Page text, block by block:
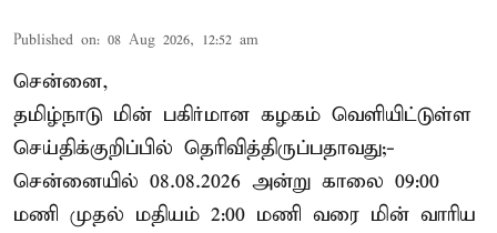
Published on: 08 Aug 2026, 12:52 am
சென்னை,
தமிழ்நாடு மின் பகிர்மான கழகம் வெளியிட்டுள்ள
செய்திக்குறிப்பில் தெரிவித்திருப்பதாவது;-
சென்னையில் 08.08.2026 அன்று காலை 09:00
மணி முதல் மதியம் 2:00 மணி வரை மின் வாரிய